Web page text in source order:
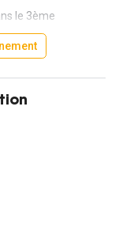
le 3ème
vivant grâce
la proximité
maximum votre
Les services